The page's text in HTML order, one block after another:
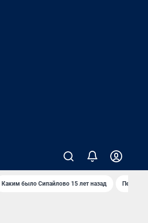
Каким было Сипайлово 15 лет назад